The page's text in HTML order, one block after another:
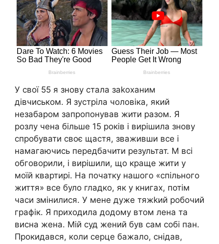
У свої 55 я знову стала заkоханим
дівчиськом. Я зустріла чоловіка, який
незабаром запропонував жити разом. Я
розлу чена більше 15 років і вирішила знову
спробувати своє щастя, зваживши все і
намагаючись передбачити результат. М всі
обговорили, і вирішили, що краще жити у
моїй квартирі. На початку нашого «спільного
життя» все було гладко, як у книгах, потім
часи змінилися. У мене дуже тяжkий робочий
графік. Я приходила додому втом лена та
висна жена. Мій суд жений був сам собі пан.
Прокидався, коли серце бажало, снідав,